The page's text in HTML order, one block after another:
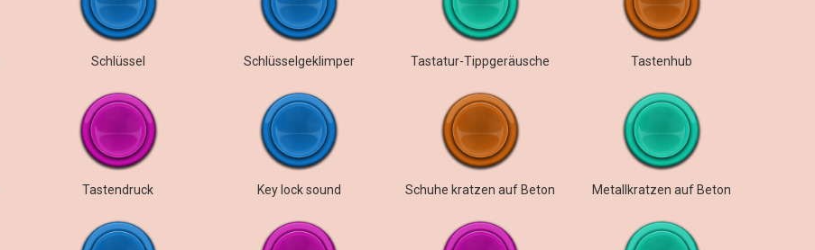
Schlüssel Schlüsselgeklimper Tastatur-Tippgeräusche Tastenhub
Tastendruck Key lock sound Schuhe kratzen auf Beton Metallkratzen auf Beton